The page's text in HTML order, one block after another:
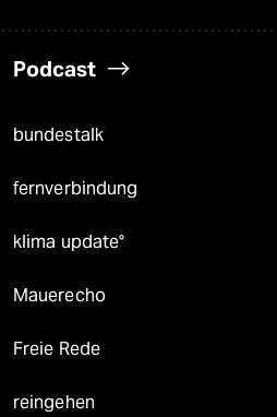
Podcast
bundestalk
fernverbindung
klima update°
Mauerecho
Freie Rede
reingehen